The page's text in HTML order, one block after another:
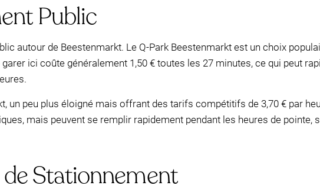
Public
autour de Beestenmarkt. Le Q-Park Beestenmarkt est un choix
ici coûte généralement 1,50 € toutes les 27 minutes, ce qui peut
un peu plus éloigné mais offrant des tarifs compétitifs de 3,70 € par
mais peuvent se remplir rapidement pendant les heures de pointe,
Stationnement